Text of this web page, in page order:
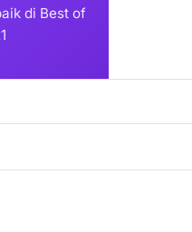
di Best of